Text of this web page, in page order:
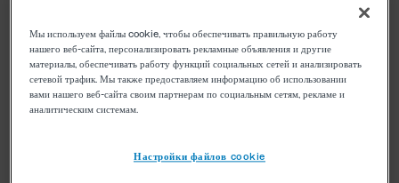
Something went wrong. Please try refreshing the
app
Мы используем файлы cookie, чтобы обеспечивать правильную работу
нашего веб-сайта, персонализировать рекламные объявления и другие
материалы, обеспечивать работу функций социальных сетей и анализировать
сетевой трафик. Мы также предоставляем информацию об использовании
вами нашего веб-сайта своим партнерам по социальным сетям, рекламе и
аналитическим системам.
Настройки файлов cookie